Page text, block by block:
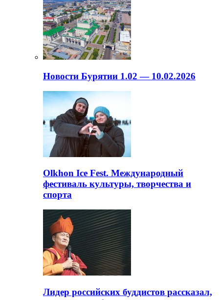
Новости Бурятии 1.02 — 10.02.2026
Olkhon Ice Fest. Международный
фестиваль культуры, творчества и
спорта
Лидер российских буддистов рассказал,